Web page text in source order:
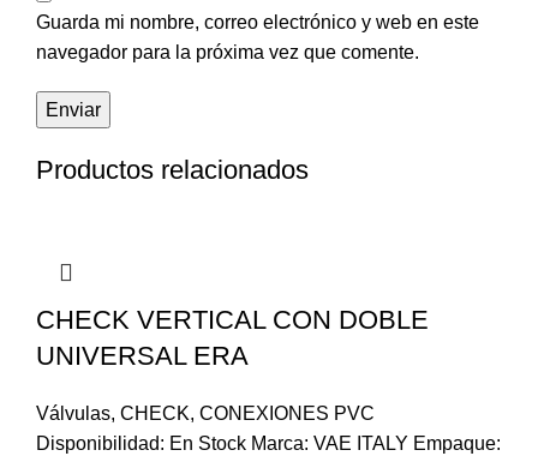
Guarda mi nombre, correo electrónico y web en este
navegador para la próxima vez que comente.
Productos relacionados
CHECK VERTICAL CON DOBLE
UNIVERSAL ERA
Válvulas, CHECK, CONEXIONES PVC
Disponibilidad: En Stock Marca: VAE ITALY Empaque: